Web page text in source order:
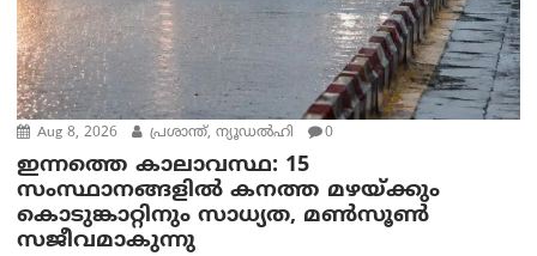
Aug 8, 2026 പ്രശാന്ത്, ന്യൂഡല്‍ഹി 0
ഇന്നത്തെ കാലാവസ്ഥ: 15
സംസ്ഥാനങ്ങളിൽ കനത്ത മഴയ്ക്കും
കൊടുങ്കാറ്റിനും സാധ്യത, മൺസൂൺ
സജീവമാകുന്നു